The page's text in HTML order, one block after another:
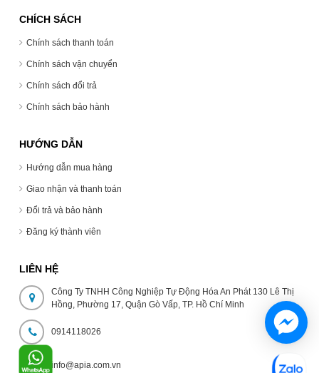
CHÍCH SÁCH
Chính sách thanh toán
Chính sách vận chuyển
Chính sách đổi trả
Chính sách bảo hành
HƯỚNG DẪN
Hướng dẫn mua hàng
Giao nhận và thanh toán
Đổi trả và bảo hành
Đăng ký thành viên
LIÊN HỆ
Công Ty TNHH Công Nghiệp Tự Động Hóa An Phát 130 Lê Thị
Hồng, Phường 17, Quận Gò Vấp, TP. Hồ Chí Minh
0914118026
info@apia.com.vn